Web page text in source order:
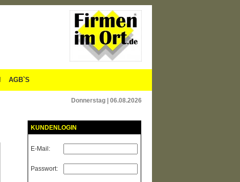
AGB`S
Donnerstag | 06.08.2026
KUNDENLOGIN
E-Mail:
Passwort: